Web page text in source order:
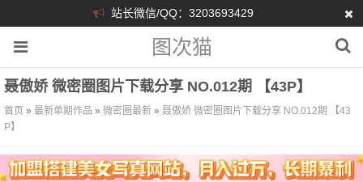
站长微信/QQ：3203693429
图次猫
聂傲娇 微密圈图片下载分享 NO.012期 【43P】
首页 » 最新单期作品 » 微密圈最新 » 聂傲娇 微密圈图片下载分享 NO.012期 【43
P】